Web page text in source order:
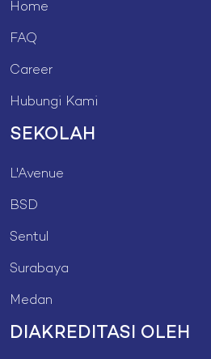
Home
FAQ
Career
Hubungi Kami
SEKOLAH
L'Avenue
BSD
Sentul
Surabaya
Medan
DIAKREDITASI OLEH